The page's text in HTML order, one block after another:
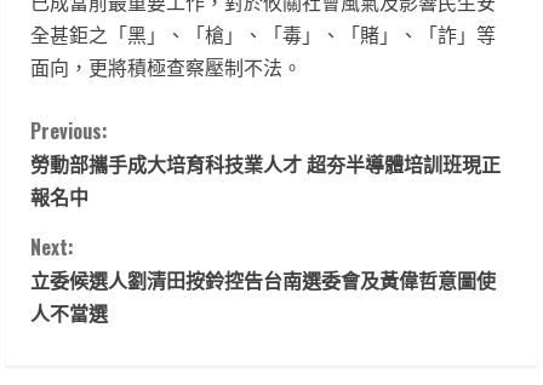
全甚鉅之「黑」、「槍」、「毒」、「賭」、「詐」等
面向，更將積極查察壓制不法。
C
o
n
t
Previous:
勞動部攜手成大培育科技業人才 超夯半導體培訓班現正
報名中
Next:
立委候選人劉清田按鈴控告台南選委會及黃偉哲意圖使
人不當選